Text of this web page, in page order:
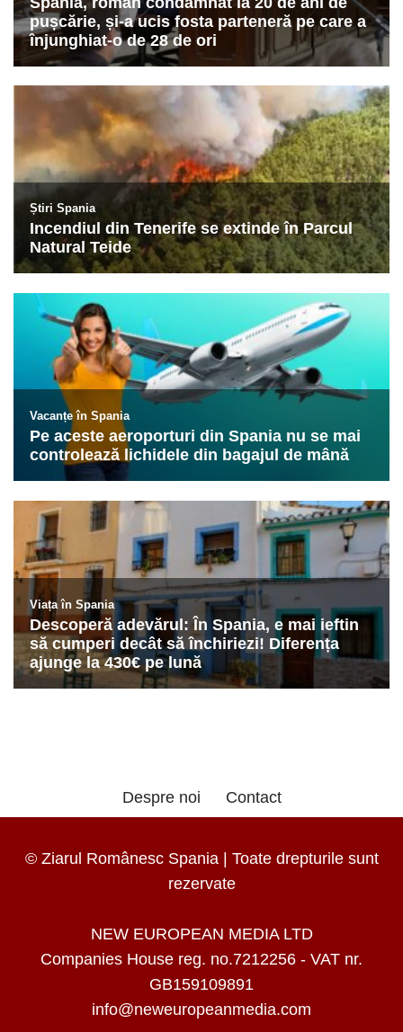
Despre noi Contact
© Ziarul Românesc Spania | Toate drepturile sunt
rezervate
NEW EUROPEAN MEDIA LTD
Companies House reg. no.7212256 - VAT nr.
GB159109891
info@neweuropeanmedia.com